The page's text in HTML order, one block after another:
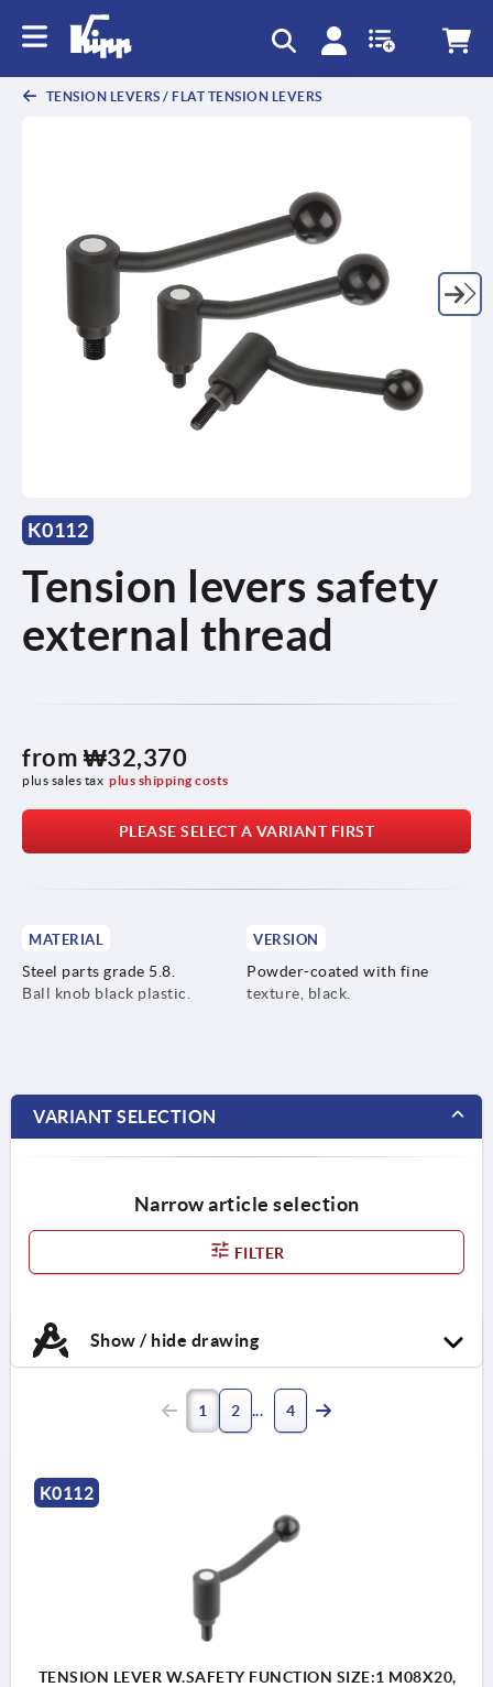
TENSION LEVERS / FLAT TENSION LEVERS
K0112
Tension levers safety
external thread
from ₩32,370
plus sales tax plus shipping costs
PLEASE SELECT A VARIANT FIRST
MATERIAL
Steel parts grade 5.8.
Ball knob black plastic.
VERSION
Powder-coated with fine
texture, black.
VARIANT SELECTION
Narrow article selection
FILTER
Show / hide drawing
1 2 4
K0112
TENSION LEVER W.SAFETY FUNCTION SIZE:1 M08X20,